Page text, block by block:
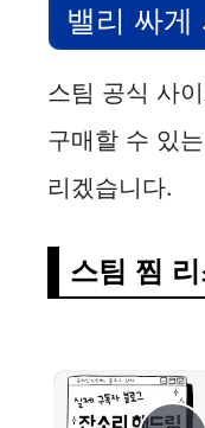
밸리 싸게
스팀 공식 사
구매할 수 있
리겠습니다.
스팀 찜 리